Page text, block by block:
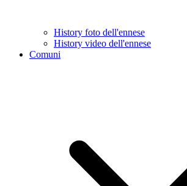
History foto dell'ennese
History video dell'ennese
Comuni